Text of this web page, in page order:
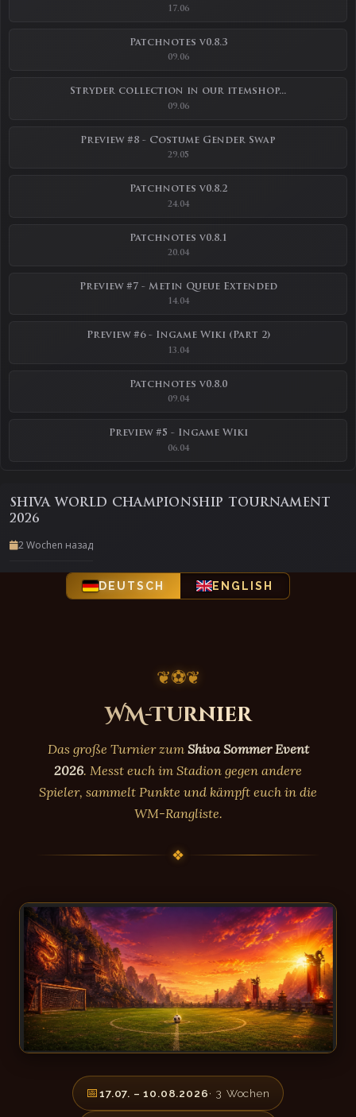
17.06
Patchnotes v0.8.3
09.06
Stryder collection in our itemshop...
09.06
Preview #8 - Costume Gender Swap
29.05
Patchnotes v0.8.2
24.04
Patchnotes v0.8.1
20.04
Preview #7 - Metin Queue Extended
14.04
Preview #6 - Ingame Wiki (Part 2)
13.04
Patchnotes v0.8.0
09.04
Preview #5 - Ingame Wiki
06.04
SHIVA WORLD CHAMPIONSHIP TOURNAMENT
2026
2 Wochen назад
DEUTSCH ENGLISH
❦⚽❦
WM-Turnier
Das große Turnier zum Shiva Sommer Event
2026. Messt euch im Stadion gegen andere
Spieler, sammelt Punkte und kämpft euch in die
WM-Rangliste.
❖
📅17.07. – 10.08.2026· 3 Wochen